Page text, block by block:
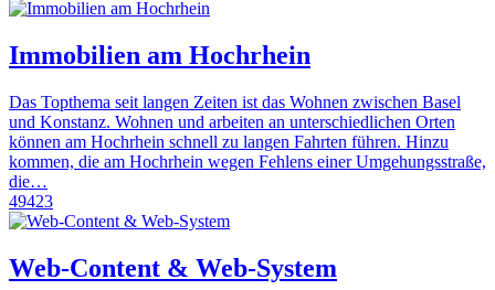
Immobilien am Hochrhein
Das Topthema seit langen Zeiten ist das Wohnen zwischen Basel
und Konstanz. Wohnen und arbeiten an unterschiedlichen Orten
können am Hochrhein schnell zu langen Fahrten führen. Hinzu
kommen, die am Hochrhein wegen Fehlens einer Umgehungsstraße,
die…
49423
Web-Content & Web-System